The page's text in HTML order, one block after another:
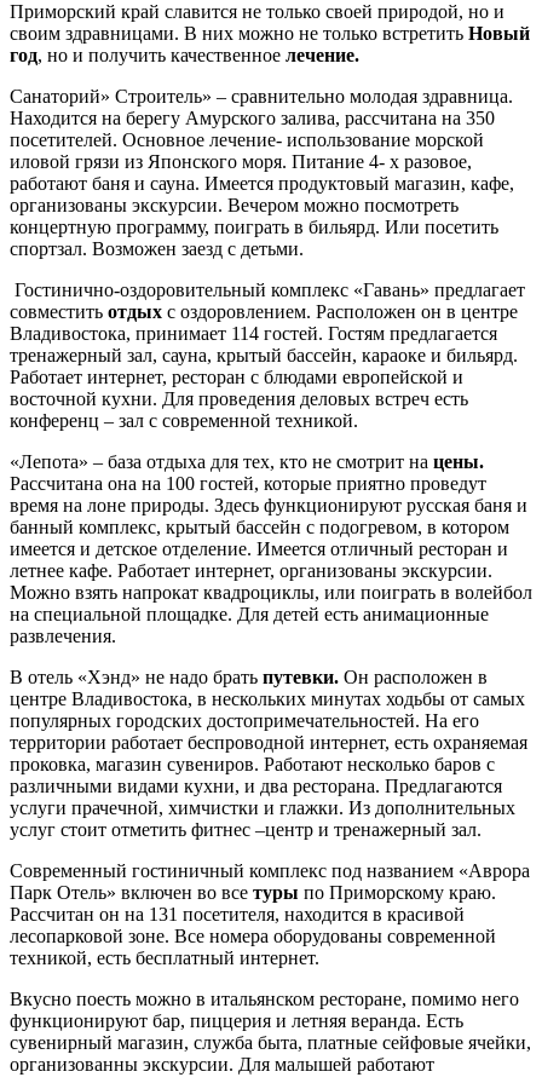
Приморский край славится не только своей природой, но и
своим здравницами. В них можно не только встретить Новый
год, но и получить качественное лечение.
Санаторий» Строитель» – сравнительно молодая здравница.
Находится на берегу Амурского залива, рассчитана на 350
посетителей. Основное лечение- использование морской
иловой грязи из Японского моря. Питание 4- х разовое,
работают баня и сауна. Имеется продуктовый магазин, кафе,
организованы экскурсии. Вечером можно посмотреть
концертную программу, поиграть в бильярд. Или посетить
спортзал. Возможен заезд с детьми.
Гостинично-оздоровительный комплекс «Гавань» предлагает
совместить отдых с оздоровлением. Расположен он в центре
Владивостока, принимает 114 гостей. Гостям предлагается
тренажерный зал, сауна, крытый бассейн, караоке и бильярд.
Работает интернет, ресторан с блюдами европейской и
восточной кухни. Для проведения деловых встреч есть
конференц – зал с современной техникой.
«Лепота» – база отдыха для тех, кто не смотрит на цены.
Рассчитана она на 100 гостей, которые приятно проведут
время на лоне природы. Здесь функционируют русская баня и
банный комплекс, крытый бассейн с подогревом, в котором
имеется и детское отделение. Имеется отличный ресторан и
летнее кафе. Работает интернет, организованы экскурсии.
Можно взять напрокат квадроциклы, или поиграть в волейбол
на специальной площадке. Для детей есть анимационные
развлечения.
В отель «Хэнд» не надо брать путевки. Он расположен в
центре Владивостока, в нескольких минутах ходьбы от самых
популярных городских достопримечательностей. На его
территории работает беспроводной интернет, есть охраняемая
проковка, магазин сувениров. Работают несколько баров с
различными видами кухни, и два ресторана. Предлагаются
услуги прачечной, химчистки и глажки. Из дополнительных
услуг стоит отметить фитнес –центр и тренажерный зал.
Современный гостиничный комплекс под названием «Аврора
Парк Отель» включен во все туры по Приморскому краю.
Рассчитан он на 131 посетителя, находится в красивой
лесопарковой зоне. Все номера оборудованы современной
техникой, есть бесплатный интернет.
Вкусно поесть можно в итальянском ресторане, помимо него
функционируют бар, пиццерия и летняя веранда. Есть
сувенирный магазин, служба быта, платные сейфовые ячейки,
организованны экскурсии. Для малышей работают